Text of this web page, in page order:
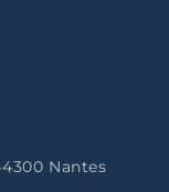
Nantes